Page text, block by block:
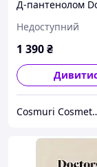
Д-пантенолом
Madecell Cream,
Недоступний
1 390₴